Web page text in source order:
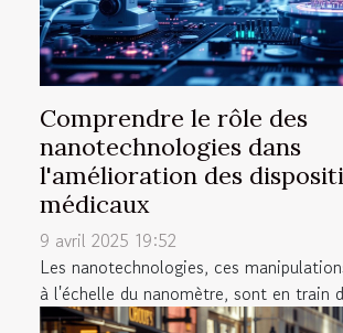
Comprendre le rôle des
nanotechnologies dans
l'amélioration des
médicaux
9 avril 2025 19:52
Les nanotechnologies, ces
à l'échelle du nanomètre, sont en train